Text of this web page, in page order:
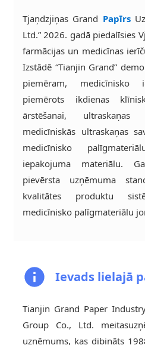
Tjaņdzjiņas Grand Papīrs
Ltd.” 2026. gadā piedalīsies
farmācijas un medicīnas
Izstādē “Tianjin Grand”
piemēram,
piemērots ikdienas
ārstēšanai, ultraskaņas
medicīniskās ultraskaņas
medicīnisko
iepakojuma materiālu.
pievērsta uzņēmuma
kvalitātes produktu
medicīnisko palīgmateriālu
Ievads lielajā
Tianjin Grand Paper
Group Co., Ltd.
uzņēmums, kas dibināts